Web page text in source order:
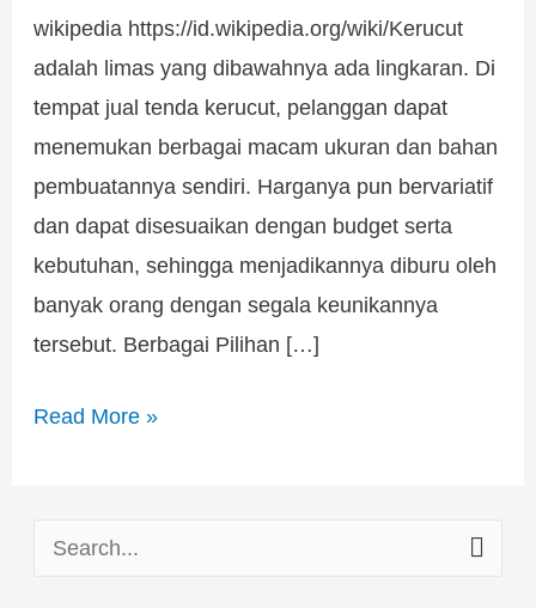
wikipedia https://id.wikipedia.org/wiki/Kerucut
adalah limas yang dibawahnya ada lingkaran. Di
tempat jual tenda kerucut, pelanggan dapat
menemukan berbagai macam ukuran dan bahan
pembuatannya sendiri. Harganya pun bervariatif
dan dapat disesuaikan dengan budget serta
kebutuhan, sehingga menjadikannya diburu oleh
banyak orang dengan segala keunikannya
tersebut. Berbagai Pilihan […]
Read More »